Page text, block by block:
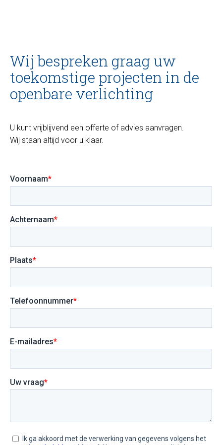
Wij bespreken graag uw
toekomstige projecten in de
openbare verlichting
U kunt vrijblijvend een offerte of advies aanvragen.
Wij staan altijd voor u klaar.